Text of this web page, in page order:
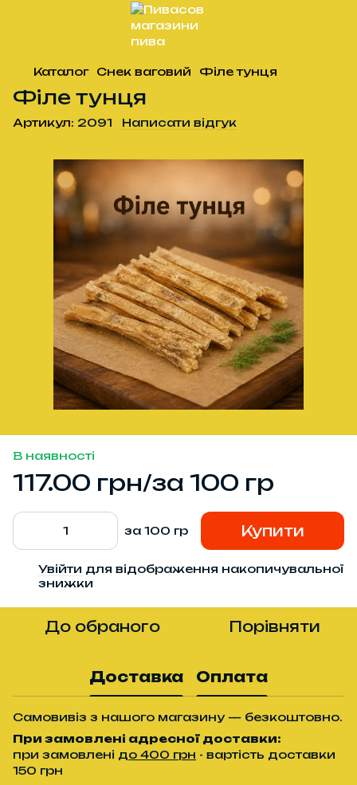
Каталог Снек ваговий Філе тунця
Філе тунця
Артикул: 2091 Написати відгук
В наявності
117.00 грн/за 100 гр
за 100 гр Купити
Увійти для відображення накопичувальної
знижки
До обраного Порівняти
Доставка Оплата
Самовивіз з нашого магазину — безкоштовно.
При замовлені адресної доставки:
при замовлені до 400 грн - вартість доставки
150 грн